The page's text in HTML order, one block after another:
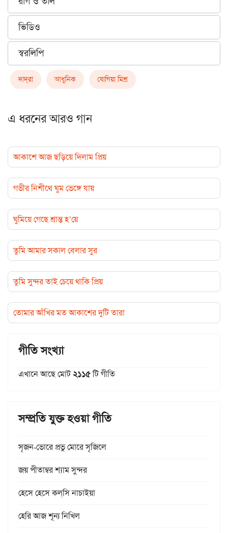
ভিডিও
স্বরলিপি
দাদ্‌রা আধুনিক যোগিয়া মিশ্র
এ ধরনের আরও গান
আকাশে আজ ছড়িয়ে দিলাম প্রিয়
গভীর নিশীথে ঘুম ভেঙ্গে যায়
ঘুমিয়ে গেছে শ্রান্ত হ’য়ে
তুমি আমার সকাল বেলার সুর
তুমি সুন্দর তাই চেয়ে থাকি প্রিয়
তোমার আঁখির মত আকাশের দুটি তারা
গীতি সংখ্যা
এখানে আছে মোট২১১৫টি গীতি
সম্প্রতি যুক্ত হওয়া গীতি
সৃজন-ভোরে প্রভু মোরে সৃজিলে
জয় পীতাম্বর শ্যাম সুন্দর
হেসে হেসে কল্‌সি নাচাইয়া
হেরি আজ শূন্য নিখিল